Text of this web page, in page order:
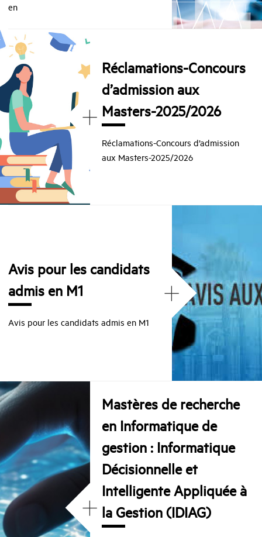
en
Réclamations-Concours
d’admission aux
Masters-2025/2026
Réclamations-Concours d’admission
aux Masters-2025/2026
+
Avis pour les candidats
admis en M1
Avis pour les candidats admis en M1
+
Mastères de recherche
en Informatique de
gestion : Informatique
Décisionnelle et
Intelligente Appliquée à
la Gestion (IDIAG)
+